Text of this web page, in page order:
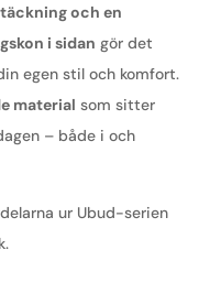
och en
i sidan gör det
egen stil och komfort.
material som sitter
– både i och
ur Ubud-serien